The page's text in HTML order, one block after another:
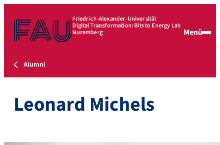
Friedrich-Alexander-Universität
Digital Transformation: Bits to Energy Lab
Nuremberg Menü
Alumni
Leonard Michels